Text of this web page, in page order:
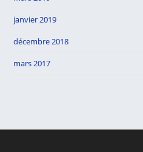
janvier 2019
décembre 2018
mars 2017